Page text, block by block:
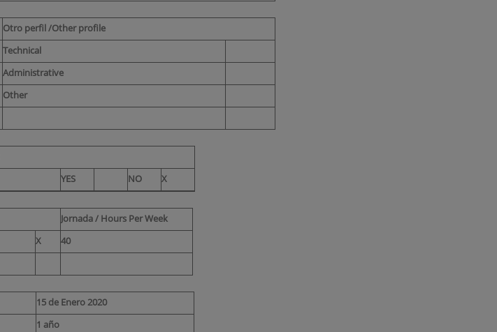
Otro perfil /Other profile
Technical
Administrative
Other
YES NO X
Jornada / Hours Per Week
X
40
15 de Enero 2020
1 año